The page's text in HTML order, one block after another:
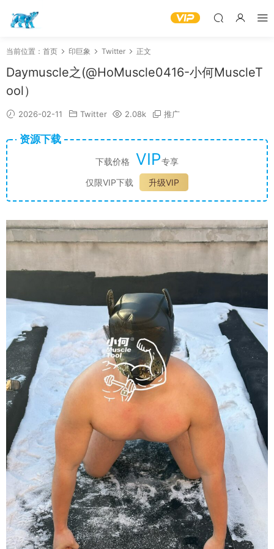
当前位置： 首页 印巨象 Twitter 正文
Daymuscle之(@HoMuscle0416-小何MuscleT
ool）
2026-02-11 Twitter 2.08k 推广
资源下载
下载价格 VIP专享
仅限VIP下载
升级VIP